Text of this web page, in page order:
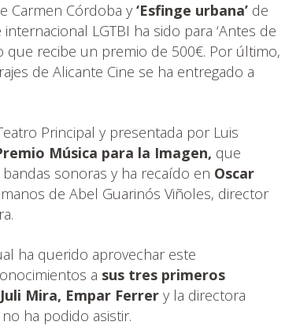
Carmen Córdoba y ‘Esfinge urbana’ de
LGTBI ha sido para ‘Antes de
que recibe un premio de 500€. Por último,
de Alicante Cine se ha entregado a
Principal y presentada por Luis
Música para la Imagen, que
sonoras y ha recaído en Oscar
de Abel Guarinós Viñoles, director
ha querido aprovechar este
a sus tres primeros
Juli Mira, Empar Ferrer y la directora
ha podido asistir.